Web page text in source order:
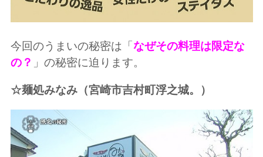
今回のうまいの秘密は「なぜその料理は限定な
の？ 」の秘密に迫ります。
☆麺処みなみ（宮崎市吉村町浮之城。）